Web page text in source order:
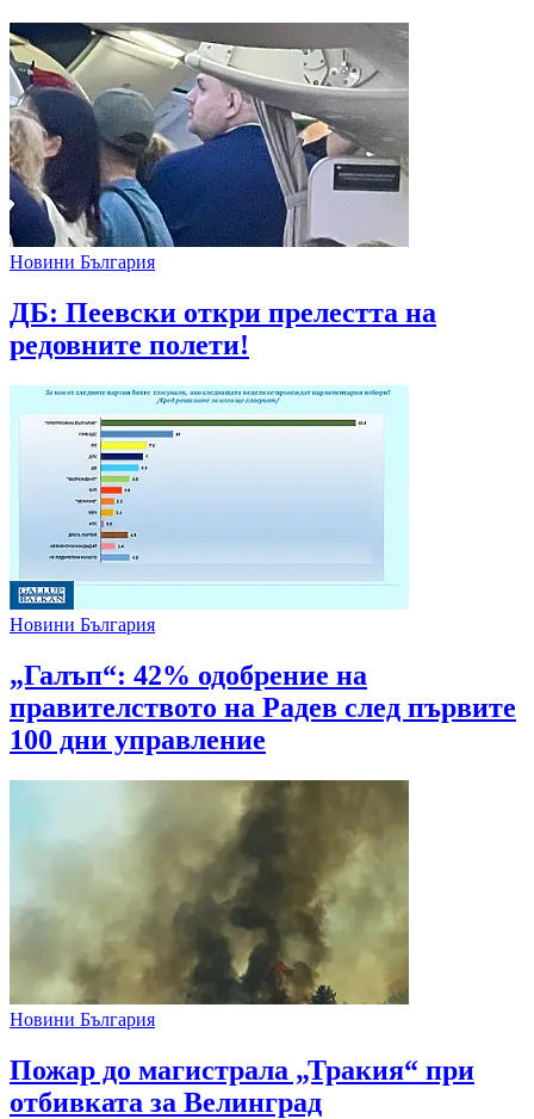
Новини България
ДБ: Пеевски откри прелестта на
редовните полети!
Новини България
„Галъп“: 42% одобрение на
правителството на Радев след първите
100 дни управление
Новини България
Пожар до магистрала „Тракия“ при
отбивката за Велинград